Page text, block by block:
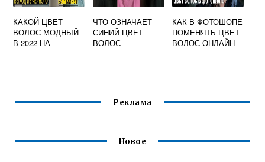
КАКОЙ ЦВЕТ
ВОЛОС МОДНЫЙ
В 2022 НА
ЧТО ОЗНАЧАЕТ
СИНИЙ ЦВЕТ
ВОЛОС
КАК В ФОТОШОПЕ
ПОМЕНЯТЬ ЦВЕТ
ВОЛОС ОНЛАЙН
Реклама
Новое